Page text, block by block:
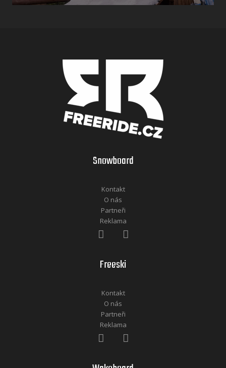
Snowboard
Kontakt
O nás
Partneři
Reklama
Freeski
Kontakt
O nás
Partneři
Reklama